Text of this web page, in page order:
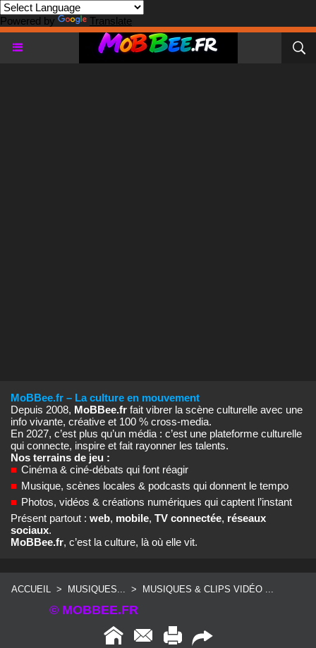
Powered by Translate
MoBBee.fr – La culture en mouvement
Depuis 2008, MoBBee.fr fait vibrer la scène culturelle avec une
info vivante, créative et 100 % cross‑media.
En 2027, c’est plus qu’un média : c’est une plateforme culturelle
qui connecte, inspire et fait rayonner les talents.
Nos terrains de jeu :
■ Cinéma & ciné‑débats qui font réagir
■ Musique, scènes locales & podcasts qui donnent le tempo
■ Photos, vidéos & créations numériques qui captent l’instant
Présent partout : web, mobile, TV connectée, réseaux
sociaux.
MoBBee.fr, c’est la culture, là où elle vit.
ACCUEIL > MUSIQUES... > MUSIQUES & CLIPS VIDÉO ...
© MOBBEE.FR